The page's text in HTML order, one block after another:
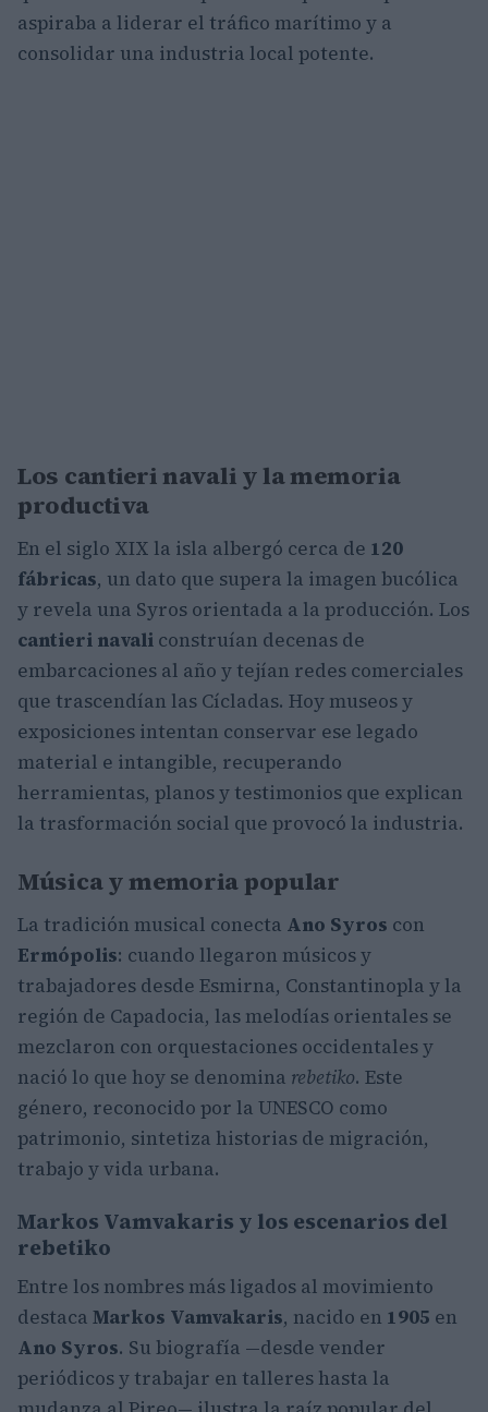
aspiraba a liderar el tráfico marítimo y a
consolidar una industria local potente.
Los cantieri navali y la memoria
productiva
En el siglo XIX la isla albergó cerca de 120
fábricas, un dato que supera la imagen bucólica
y revela una Syros orientada a la producción. Los
cantieri navali construían decenas de
embarcaciones al año y tejían redes comerciales
que trascendían las Cícladas. Hoy museos y
exposiciones intentan conservar ese legado
material e intangible, recuperando
herramientas, planos y testimonios que explican
la trasformación social que provocó la industria.
Música y memoria popular
La tradición musical conecta Ano Syros con
Ermópolis: cuando llegaron músicos y
trabajadores desde Esmirna, Constantinopla y la
región de Capadocia, las melodías orientales se
mezclaron con orquestaciones occidentales y
nació lo que hoy se denomina rebetiko. Este
género, reconocido por la UNESCO como
patrimonio, sintetiza historias de migración,
trabajo y vida urbana.
Markos Vamvakaris y los escenarios del
rebetiko
Entre los nombres más ligados al movimiento
destaca Markos Vamvakaris, nacido en 1905 en
Ano Syros. Su biografía —desde vender
periódicos y trabajar en talleres hasta la